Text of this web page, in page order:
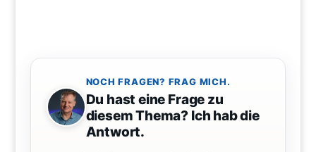
NOCH FRAGEN? FRAG MICH.
Du hast eine Frage zu
diesem Thema? Ich hab die
Antwort.